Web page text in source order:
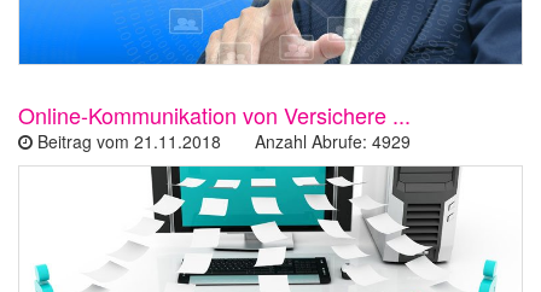
Online-Kommunikation von Versichere ...
Beitrag vom 21.11.2018 Anzahl Abrufe: 4929